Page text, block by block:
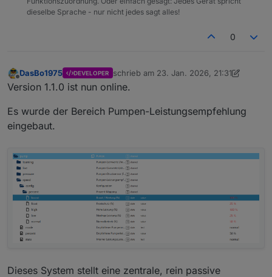
dieselbe Sprache - nur nicht jedes sagt alles!
0
Offline
DasBo1975 DEVELOPER schrieb am 23. Jan. 2026, 21:31
zuletzt editiert von DasBo1975
Version 1.1.0 ist nun online.
Es wurde der Bereich Pumpen-Leistungsempfehlung
eingebaut.
Dieses System stellt eine zentrale, rein passive